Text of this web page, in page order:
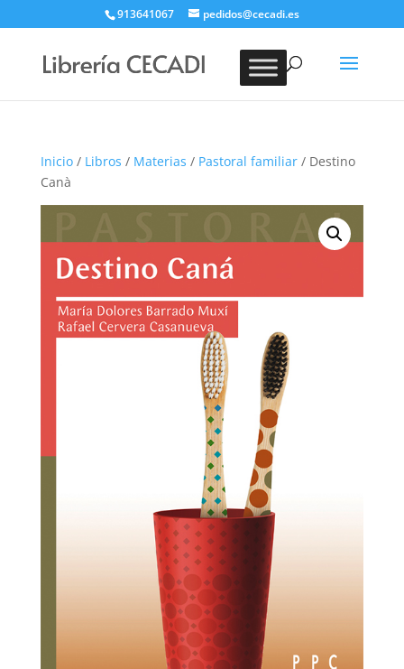
913641067 pedidos@cecadi.es
BUSCAR
Inicio/ Libros / Materias / Pastoral familiar/ Destino
Canà